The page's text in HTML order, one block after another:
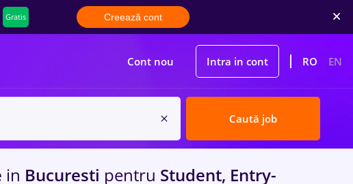
Gratis Creează cont
Cont nou Intra in cont RO EN
Caută job
in Bucuresti pentru Student, Entry-